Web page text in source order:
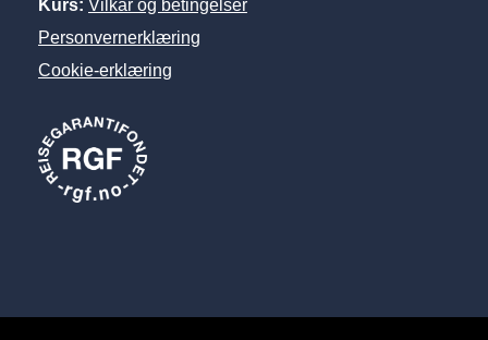
Personvernerklæring
Cookie-erklæring